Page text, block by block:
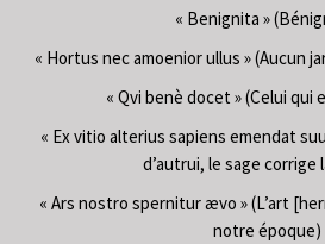
« Benignita »
« Hortus nec amoenior ullus » (Aucun
« Qvi benè docet » (Celui qui
« Ex vitio alterius sapiens emendat
d’autrui, le sage corrige
« Ars nostro spernitur ævo » (L’art
notre époque)